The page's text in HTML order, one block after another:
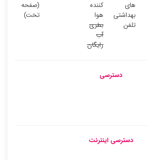
های
بهداشتی
کننده
هوا
(صفحه
تخت)
تلفن
بطری
آب
رایگان
دسترسی
دسترسی اینترنت